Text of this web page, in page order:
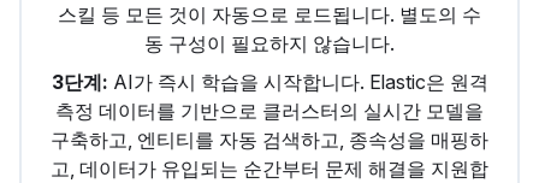
스킬 등 모든 것이 자동으로 로드됩니다. 별도의 수
동 구성이 필요하지 않습니다.
3단계: AI가 즉시 학습을 시작합니다. Elastic은 원격
측정 데이터를 기반으로 클러스터의 실시간 모델을
구축하고, 엔티티를 자동 검색하고, 종속성을 매핑하
고, 데이터가 유입되는 순간부터 문제 해결을 지원합